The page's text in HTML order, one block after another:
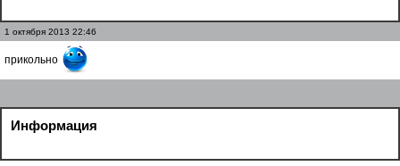
1 октября 2013 22:46
прикольно
Информация